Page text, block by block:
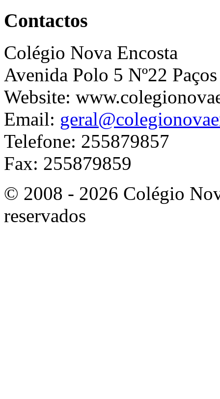
Contactos
Colégio Nova Encosta
Avenida Polo 5 Nº22
Website:
Email:
Telefone: 255879857
Fax: 255879859
© 2008 - 2026 Colégio
reservados